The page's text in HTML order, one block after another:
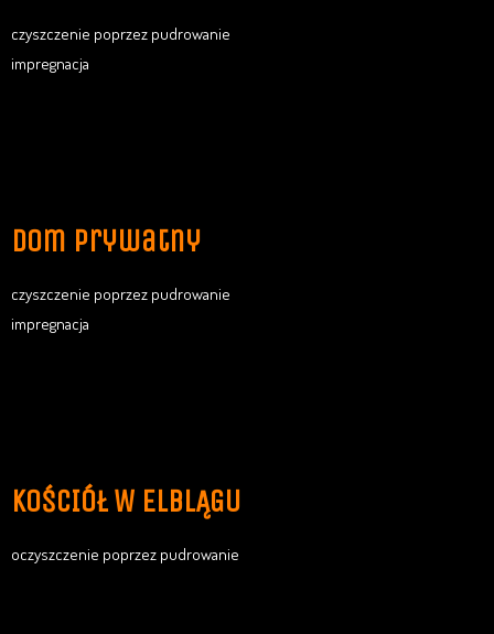
czyszczenie poprzez pudrowanie
impregnacja
dom prywatny
czyszczenie poprzez pudrowanie
impregnacja
KOŚCIÓŁ W ELBLĄGU
oczyszczenie poprzez pudrowanie